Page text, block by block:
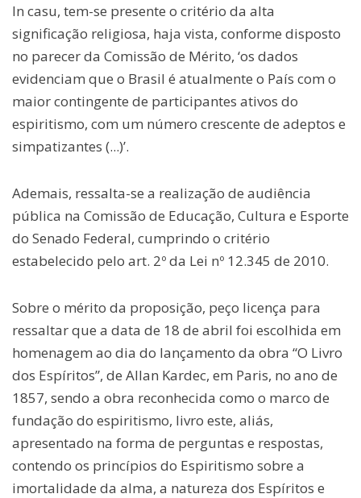
In casu, tem-se presente o critério da alta
significação religiosa, haja vista, conforme disposto
no parecer da Comissão de Mérito, ‘os dados
evidenciam que o Brasil é atualmente o País com o
maior contingente de participantes ativos do
espiritismo, com um número crescente de adeptos e
simpatizantes (...)’.
Ademais, ressalta-se a realização de audiência
pública na Comissão de Educação, Cultura e Esporte
do Senado Federal, cumprindo o critério
estabelecido pelo art. 2º da Lei nº 12.345 de 2010.
Sobre o mérito da proposição, peço licença para
ressaltar que a data de 18 de abril foi escolhida em
homenagem ao dia do lançamento da obra “O Livro
dos Espíritos”, de Allan Kardec, em Paris, no ano de
1857, sendo a obra reconhecida como o marco de
fundação do espiritismo, livro este, aliás,
apresentado na forma de perguntas e respostas,
contendo os princípios do Espiritismo sobre a
imortalidade da alma, a natureza dos Espíritos e